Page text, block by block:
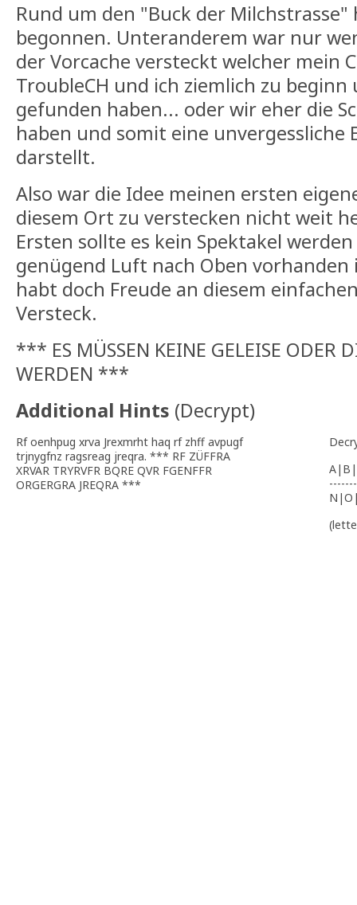
Rund um den "Buck der Milchstrasse"
begonnen. Unteranderem war nur
der Vorcache versteckt welcher mein
TroubleCH und ich ziemlich zu
gefunden haben... oder wir eher die
haben und somit eine
darstellt.
Also war die Idee meinen ersten
diesem Ort zu verstecken nicht weit
Ersten sollte es kein Spektakel
genügend Luft nach Oben vorhanden
habt doch Freude an diesem
Versteck.
*** ES MÜSSEN KEINE GELEISE ODER
WERDEN ***
Additional Hints (Decrypt)
Rf oenhpug xrva Jrexmrht haq rf zhff avpugf
trjnygfnz ragsreag jreqra. *** RF ZÜFFRA
XRVAR TRYRVFR BQRE QVR FGENFFR
ORGERGRA JREQRA ***